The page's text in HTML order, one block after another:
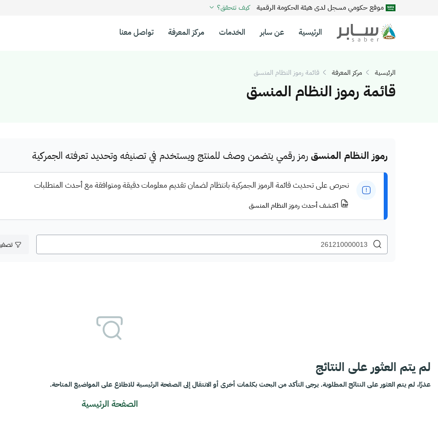
موقع حكومي مسجل لدى هيئة الحكومة الرقمية كيف تتحقق؟
الرئيسية عن سابر الخدمات مركز المعرفة تواصل معنا
الرئيسية مركز المعرفة قائمة رموز النظام المنسق
قائمة رموز النظام المنسق
رموز النظام المنسق رمز رقمي يتضمن وصف للمنتج ويستخدم في تصنيفه وتحديد تعرفته الجمركية
نحرص على تحديث قائمة الرموز الجمركية بانتظام لضمان تقديم معلومات دقيقة ومتوافقة مع أحدث المتطلبات
اكتشف أحدث رموز النظام المنسق
لم يتم العثور على النتائج
عذرًا، لم يتم العثور على النتائج المطلوبة. يرجى التأكد من البحث بكلمات أخرى أو الانتقال إلى الصفحة الرئيسية للاطلاع على المواضيع المتاحة.
الصفحة الرئيسية